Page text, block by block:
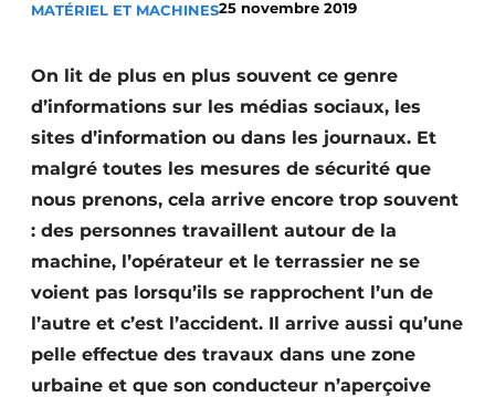
Construction bois
Contrôle d’accès
Éclairage
Fondations
Façades
MATÉRIEL ET MACHINES25 novembre 2019
On lit de plus en plus souvent ce genre
d’informations sur les médias sociaux, les
sites d’information ou dans les journaux. Et
malgré toutes les mesures de sécurité que
nous prenons, cela arrive encore trop souvent
: des personnes travaillent autour de la
machine, l’opérateur et le terrassier ne se
voient pas lorsqu’ils se rapprochent l’un de
l’autre et c’est l’accident. Il arrive aussi qu’une
pelle effectue des travaux dans une zone
urbaine et que son conducteur n’aperçoive